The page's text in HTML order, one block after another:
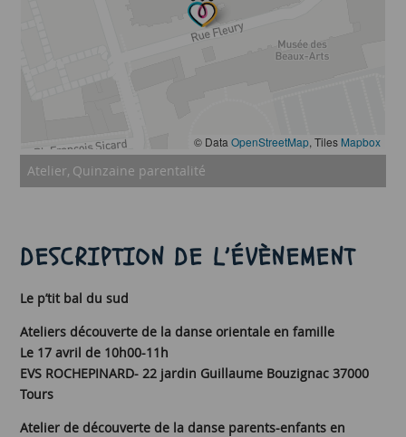
© Data OpenStreetMap, Tiles Mapbox
Atelier Quinzaine parentalité
DESCRIPTION DE L’ÉVÈNEMENT
Le p’tit bal du sud
Ateliers découverte de la danse orientale en famille
Le 17 avril de 10h00-11h
EVS ROCHEPINARD- 22 jardin Guillaume Bouzignac 37000
Tours
Atelier de découverte de la danse parents-enfants en